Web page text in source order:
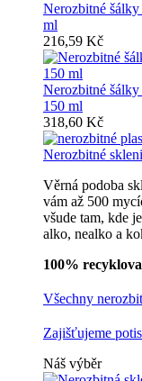
Nerozbitné
ml
216,59 Kč
Nerozbitné
150 ml
318,60 Kč
Nerozbitné
Věrná podoba
vám až 500
všude tam, kde
alko, nealko a
100%
Všechny
Zajišťujeme
Náš výběr